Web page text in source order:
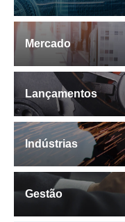
Mercado
Lançamentos
Indústrias
Gestão